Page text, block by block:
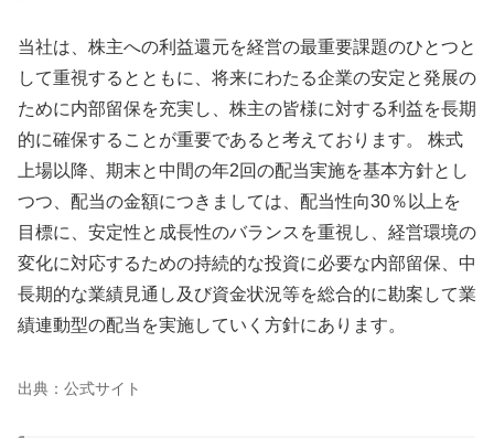
当社は、株主への利益還元を経営の最重要課題のひとつと
して重視するとともに、将来にわたる企業の安定と発展の
ために内部留保を充実し、株主の皆様に対する利益を長期
的に確保することが重要であると考えております。 株式
上場以降、期末と中間の年2回の配当実施を基本方針とし
つつ、配当の金額につきましては、配当性向30％以上を
目標に、安定性と成長性のバランスを重視し、経営環境の
変化に対応するための持続的な投資に必要な内部留保、中
長期的な業績見通し及び資金状況等を総合的に勘案して業
績連動型の配当を実施していく方針にあります。
出典：公式サイト